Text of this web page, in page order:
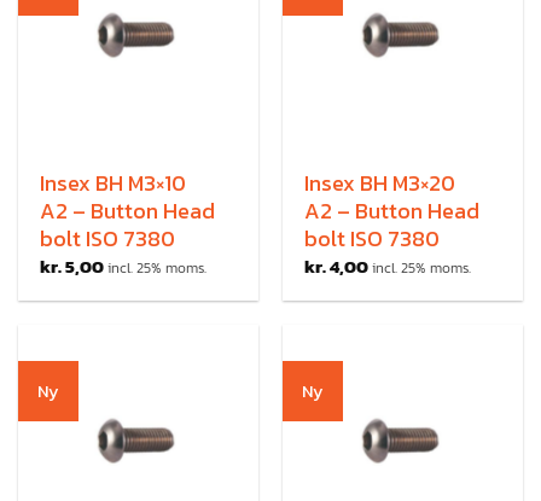
Insex BH M3×10
A2 – Button Head
bolt ISO 7380
kr.5,00incl. 25% moms.
Insex BH M3×20
A2 – Button Head
bolt ISO 7380
kr.4,00incl. 25% moms.
Ny Ny